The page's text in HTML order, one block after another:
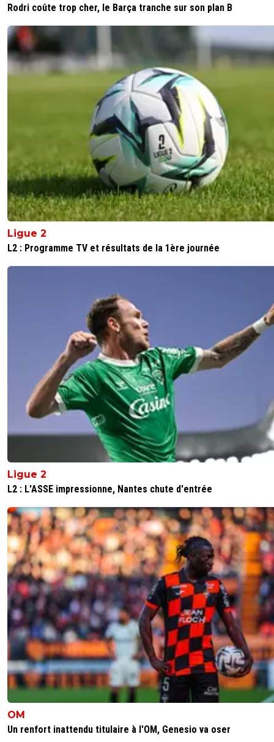
Rodri coûte trop cher, le Barça tranche sur son plan B
Ligue 2
L2 : Programme TV et résultats de la 1ère journée
Ligue 2
L2 : L'ASSE impressionne, Nantes chute d'entrée
OM
Un renfort inattendu titulaire à l'OM, Genesio va oser